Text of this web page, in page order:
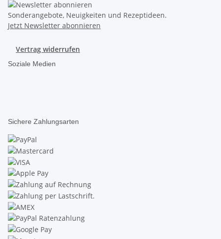
Sonderangebote, Neuigkeiten und Rezeptideen.
Jetzt Newsletter abonnieren
Vertrag widerrufen
Soziale Medien
Sichere Zahlungsarten